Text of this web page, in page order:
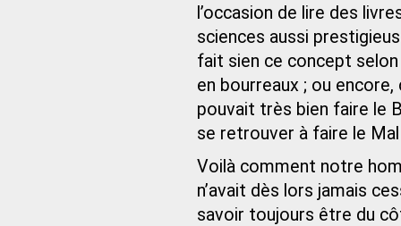
l’occasion de lire des
sciences aussi
fait sien ce concept
en bourreaux ; ou
pouvait très bien faire le
se retrouver à faire le
Voilà comment notre
n’avait dès lors jamais
savoir toujours être du